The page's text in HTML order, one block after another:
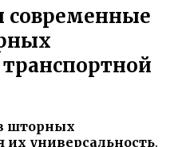
современные
шторных
их универсальность.